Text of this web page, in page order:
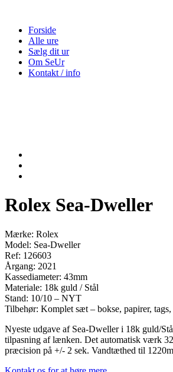
Forside
Alle ure
Sælg dit ur
Om SeUr
Kontakt / info
Rolex Sea-Dweller
Mærke: Rolex
Model: Sea-Dweller
Ref: 126603
Årgang: 2021
Kassediameter: 43mm
Materiale: 18k guld / Stål
Stand: 10/10 – NYT
Tilbehør: Komplet sæt – bokse, papirer,
Nyeste udgave af Sea-Dweller i 18k guld/
tilpasning af lænken. Det automatisk værk
præcision på +/- 2 sek. Vandtæthed til